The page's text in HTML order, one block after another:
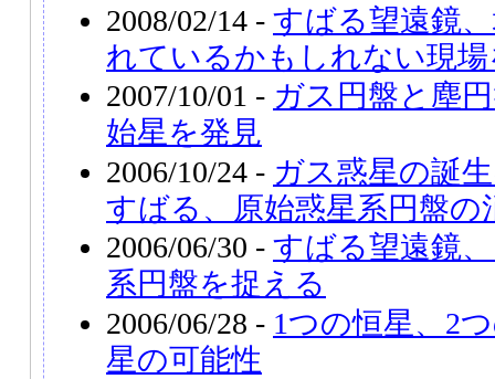
2008/02/14 - すばる望遠鏡
れているかもしれない現
2007/10/01 - ガス円盤と塵
始星を発見
2006/10/24 - ガス惑星の誕
すばる、原始惑星系円盤の
2006/06/30 - すばる望遠鏡
系円盤を捉える
2006/06/28 - 1つの恒星、2
星の可能性